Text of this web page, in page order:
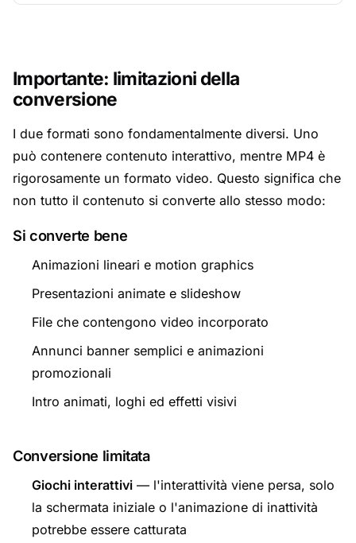
Importante: limitazioni della
conversione
I due formati sono fondamentalmente diversi. Uno
può contenere contenuto interattivo, mentre MP4 è
rigorosamente un formato video. Questo significa che
non tutto il contenuto si converte allo stesso modo:
Si converte bene
Animazioni lineari e motion graphics
Presentazioni animate e slideshow
File che contengono video incorporato
Annunci banner semplici e animazioni
promozionali
Intro animati, loghi ed effetti visivi
Conversione limitata
Giochi interattivi — l'interattività viene persa, solo
la schermata iniziale o l'animazione di inattività
potrebbe essere catturata